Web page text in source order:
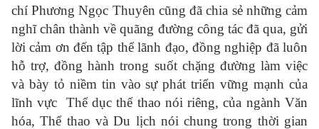
chí Phương Ngọc Thuyên cũng đã chia sẻ những cảm
nghĩ chân thành về quãng đường công tác đã qua, gửi
lời cảm ơn đến tập thể lãnh đạo, đồng nghiệp đã luôn
hỗ trợ, đồng hành trong suốt chặng đường làm việc
và bày tỏ niềm tin vào sự phát triển vững mạnh của
lĩnh vực Thể dục thể thao nói riêng, của ngành Văn
hóa, Thể thao và Du lịch nói chung trong thời gian